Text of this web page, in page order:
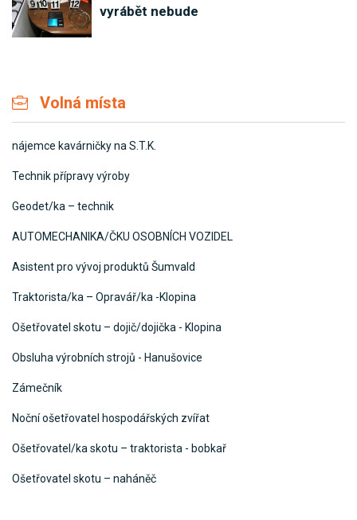
vyrábět nebude
Volná místa
nájemce kavárničky na S.T.K.
Technik přípravy výroby
Geodet/ka – technik
AUTOMECHANIKA/ČKU OSOBNÍCH VOZIDEL
Asistent pro vývoj produktů Šumvald
Traktorista/ka – Opravář/ka -Klopina
Ošetřovatel skotu – dojič/dojička - Klopina
Obsluha výrobních strojů - Hanušovice
Zámečník
Noční ošetřovatel hospodářských zvířat
Ošetřovatel/ka skotu – traktorista - bobkař
Ošetřovatel skotu – naháněč